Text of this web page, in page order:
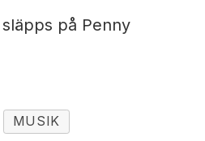
på Penny
MUSIK